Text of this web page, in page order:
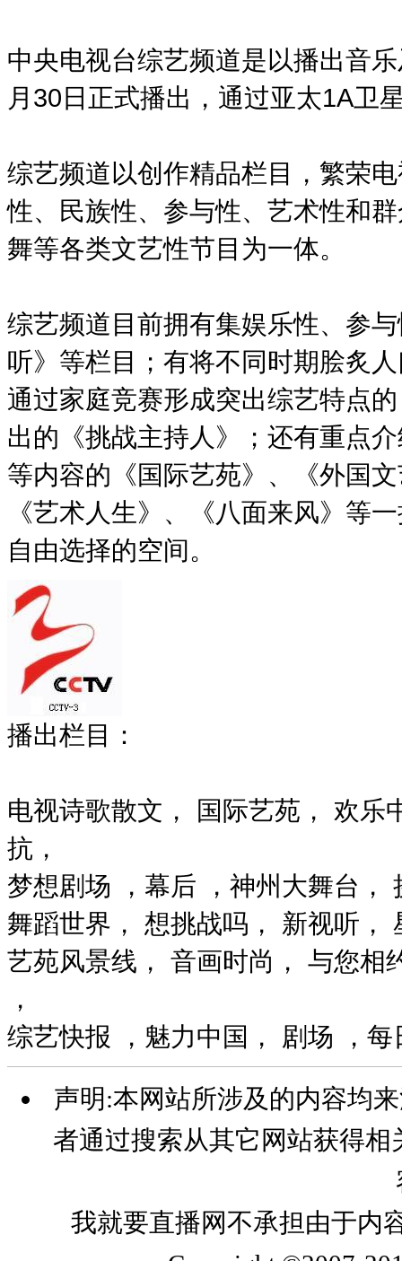
中央电视台综艺频道是以播出音
月30日正式播出，通过亚太1A卫
综艺频道以创作精品栏目，繁荣
性、民族性、参与性、艺术性和
舞等各类文艺性节目为一体。
综艺频道目前拥有集娱乐性、参
听》等栏目；有将不同时期脍炙
通过家庭竞赛形成突出综艺特点
出的《挑战主持人》；还有重点
等内容的《国际艺苑》、《外国
《艺术人生》、《八面来风》等
自由选择的空间。
播出栏目：
电视诗歌散文， 国际艺苑， 欢乐
抗，
梦想剧场 ，幕后 ，神州大舞台，
舞蹈世界， 想挑战吗， 新视听，
艺苑风景线， 音画时尚， 与您相
，
综艺快报 ，魅力中国， 剧场 ，
声明:本网站所涉及的内容均
者通过搜索从其它网站获得
我就要直播网不承担由于内